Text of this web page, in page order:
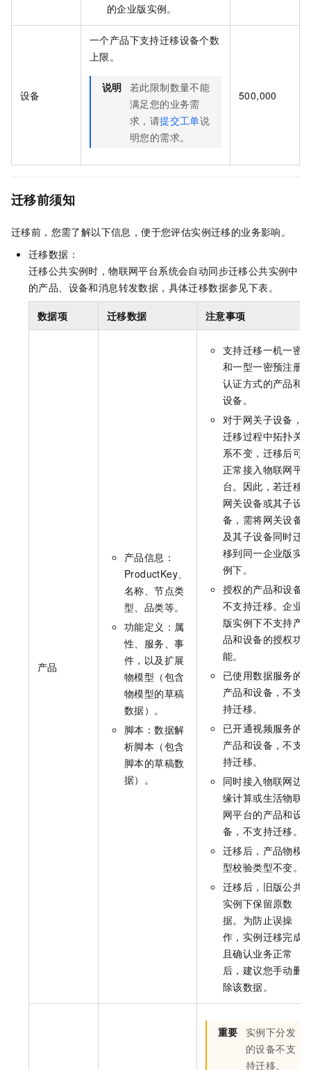
的企业版实例。
设备
一个产品下支持迁移设备个数
上限。
说明 若此限制数量不能
满足您的业务需
求，请提交工单说
明您的需求。
500,000
迁移前须知
迁移前，您需了解以下信息，便于您评估实例迁移的业务影响。
迁移数据：
迁移公共实例时，物联网平台系统会自动同步迁移公共实例中
的产品、设备和消息转发数据，具体迁移数据参见下表。
数据项 迁移数据 注意事项
产品
产品信息：
ProductKey、
名称、节点类
型、品类等。
功能定义：属
性、服务、事
件，以及扩展
物模型（包含
物模型的草稿
数据）。
脚本：数据解
析脚本（包含
脚本的草稿数
据）。
支持迁移一机一密
和一型一密预注册
认证方式的产品和
设备。
对于网关子设备，
迁移过程中拓扑关
系不变，迁移后可
正常接入物联网平
台。因此，若迁移
网关设备或其子设
备，需将网关设备
及其子设备同时迁
移到同一企业版实
例下。
授权的产品和设备
不支持迁移。企业
版实例下不支持产
品和设备的授权功
能。
已使用数据服务的
产品和设备，不支
持迁移。
已开通视频服务的
产品和设备，不支
持迁移。
同时接入物联网边
缘计算或生活物联
网平台的产品和设
备，不支持迁移。
迁移后，产品物模
型校验类型不变。
迁移后，旧版公共
实例下保留原数
据。为防止误操
作，实例迁移完成
且确认业务正常
后，建议您手动删
除该数据。
重要
实例下分发
的设备不支
持迁移。